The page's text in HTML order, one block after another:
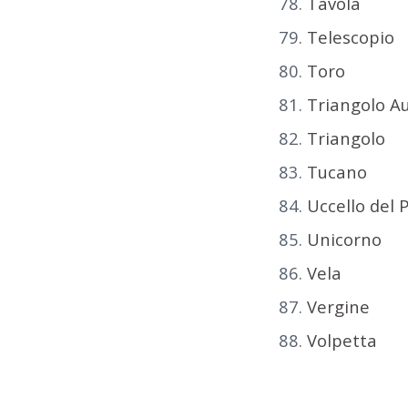
Telescopio
Toro
Triangolo
Triangolo
Tucano
Uccello del
Unicorno
Vela
Vergine
Volpetta